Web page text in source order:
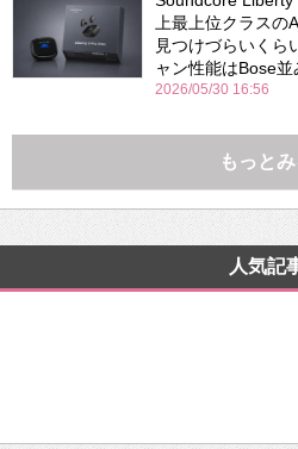
上最上位クラスの
見つけづらいく
ャン性能はBose並
2026/05/30 16:56
もっと
人気記